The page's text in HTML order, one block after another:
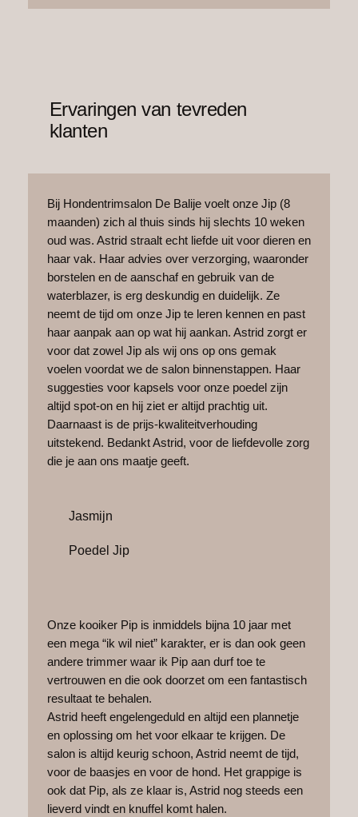
Ervaringen van tevreden
klanten
Bij Hondentrimsalon De Balije voelt onze Jip (8
maanden) zich al thuis sinds hij slechts 10 weken
oud was. Astrid straalt echt liefde uit voor dieren en
haar vak. Haar advies over verzorging, waaronder
borstelen en de aanschaf en gebruik van de
waterblazer, is erg deskundig en duidelijk. Ze
neemt de tijd om onze Jip te leren kennen en past
haar aanpak aan op wat hij aankan. Astrid zorgt er
voor dat zowel Jip als wij ons op ons gemak
voelen voordat we de salon binnenstappen. Haar
suggesties voor kapsels voor onze poedel zijn
altijd spot-on en hij ziet er altijd prachtig uit.
Daarnaast is de prijs-kwaliteitverhouding
uitstekend. Bedankt Astrid, voor de liefdevolle zorg
die je aan ons maatje geeft.
Jasmijn
Poedel Jip
Onze kooiker Pip is inmiddels bijna 10 jaar met
een mega “ik wil niet” karakter, er is dan ook geen
andere trimmer waar ik Pip aan durf toe te
vertrouwen en die ook doorzet om een fantastisch
resultaat te behalen.
Astrid heeft engelengeduld en altijd een plannetje
en oplossing om het voor elkaar te krijgen. De
salon is altijd keurig schoon, Astrid neemt de tijd,
voor de baasjes en voor de hond. Het grappige is
ook dat Pip, als ze klaar is, Astrid nog steeds een
lieverd vindt en knuffel komt halen.